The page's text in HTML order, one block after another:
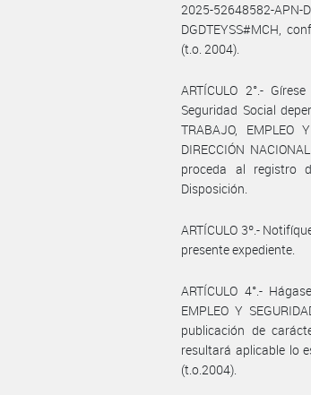
2025-52648582-
DGDTEYSS#MCH,
(t.o. 2004).
ARTÍCULO 2°.-
Seguridad Social
TRABAJO,
DIRECCIÓN
proceda al registro
Disposición.
ARTÍCULO 3º.-
presente expediente.
ARTÍCULO 4°.-
EMPLEO Y
publicación de
resultará aplicable lo
(t.o.2004).